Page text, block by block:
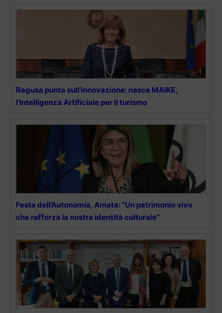
Ragusa punta sull’innovazione: nasce MAIKE,
l’Intelligenza Artificiale per il turismo
Festa dell’Autonomia, Amata: “Un patrimonio vivo
che rafforza la nostra identità culturale”